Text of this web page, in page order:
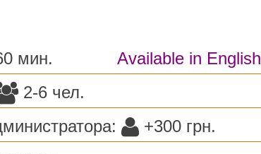
мин. Available in English
2-6 чел.
+300 грн.